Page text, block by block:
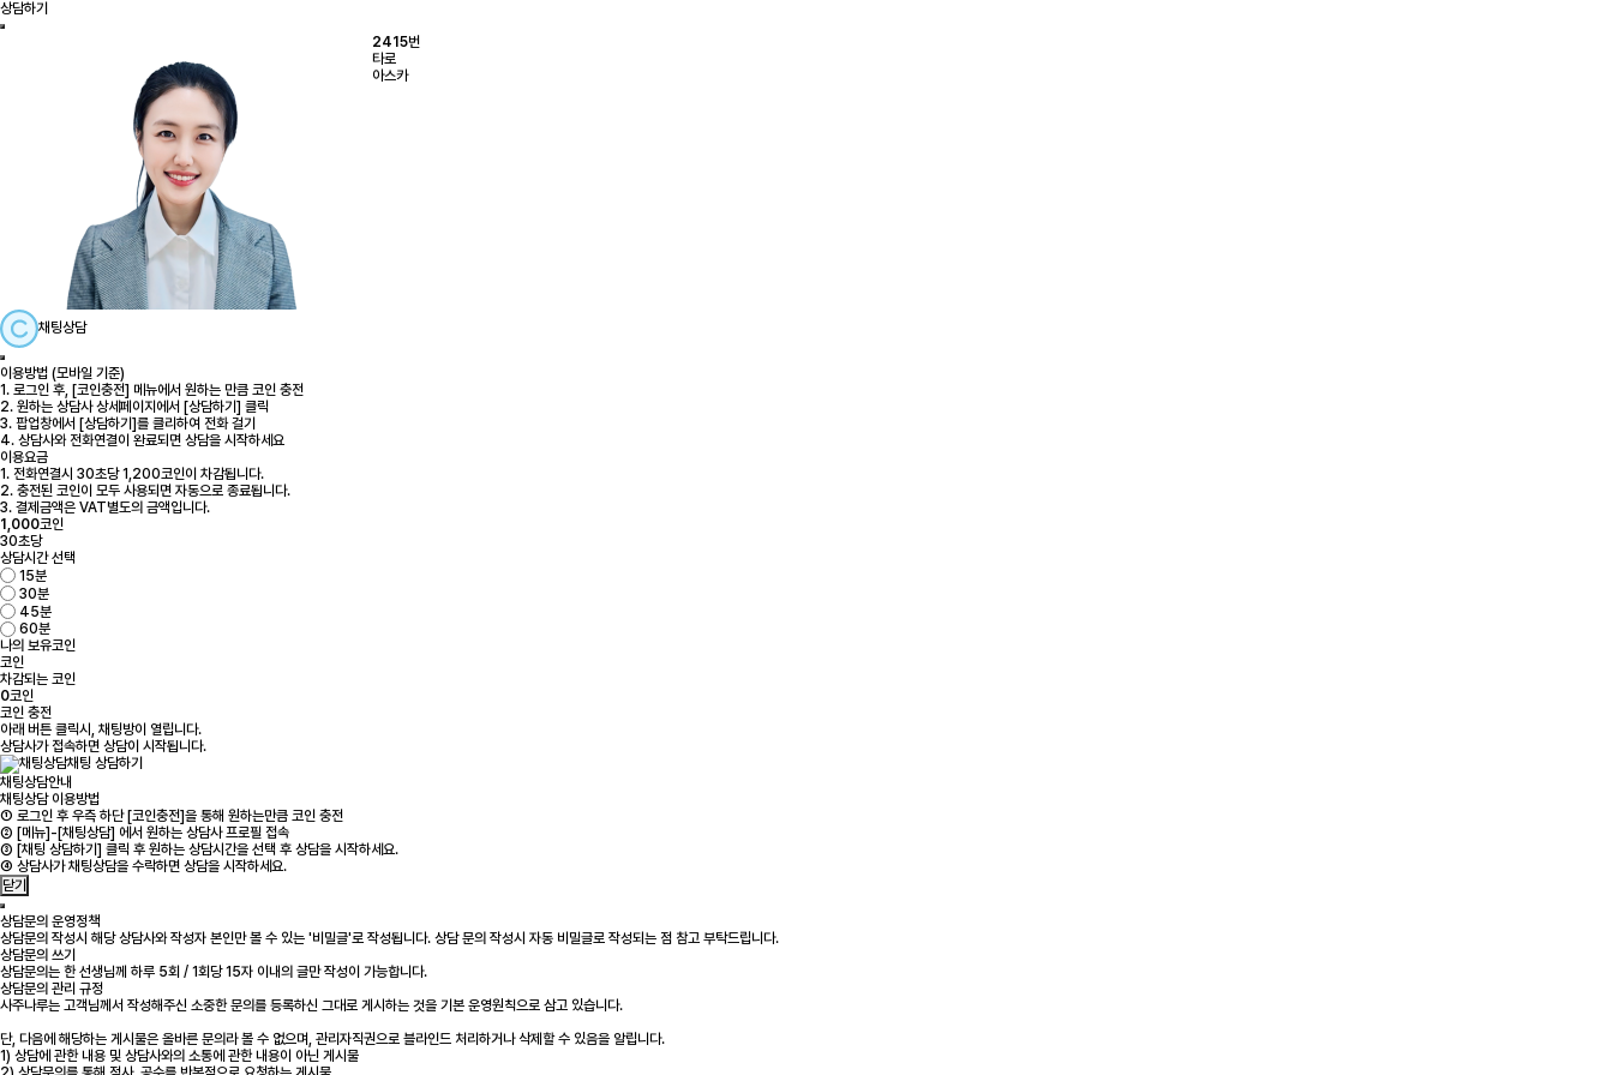
상담하기
2415번
타로
아스카
채팅상담
이용방법 (모바일 기준)
1. 로그인 후, [코인충전] 메뉴에서 원하는 만큼 코인 충전
2. 원하는 상담사 상세페이지에서 [상담하기] 클릭
3. 팝업창에서 [상담하기]를 클리하여 전화 걸기
4. 상담사와 전화연결이 완료되면 상담을 시작하세요
이용요금
1. 전화연결시 30초당 1,200코인이 차감됩니다.
2. 충전된 코인이 모두 사용되면 자동으로 종료됩니다.
3. 결제금액은 VAT별도의 금액입니다.
1,000코인
30초당
상담시간 선택
15분
30분
45분
60분
나의 보유코인
코인
차감되는 코인
0코인
코인 충전
아래 버튼 클릭시, 채팅방이 열립니다.
상담사가 접속하면 상담이 시작됩니다.
채팅 상담하기
채팅상담안내
채팅상담 이용방법
① 로그인 후 우측 하단 [코인충전]을 통해 원하는만큼 코인 충전
② [메뉴]-[채팅상담] 에서 원하는 상담사 프로필 접속
③ [채팅 상담하기] 클릭 후 원하는 상담시간을 선택 후 상담을 시작하세요.
④ 상담사가 채팅상담을 수락하면 상담을 시작하세요.
닫기
상담문의 운영정책
상담문의 작성시 해당 상담사와 작성자 본인만 볼 수 있는 '비밀글'로 작성됩니다. 상담 문의 작성시 자동 비밀글로 작성되는 점 참고 부탁드립니다.
상담문의 쓰기
상담문의는 한 선생님께 하루 5회 / 1회당 15자 이내의 글만 작성이 가능합니다.
상담문의 관리 규정
사주나루는 고객님께서 작성해주신 소중한 문의를 등록하신 그대로 게시하는 것을 기본 운영원칙으로 삼고 있습니다.
단, 다음에 해당하는 게시물은 올바른 문의라 볼 수 없으며, 관리자직권으로 블라인드 처리하거나 삭제할 수 있음을 알립니다.
1) 상담에 관한 내용 및 상담사와의 소통에 관한 내용이 아닌 게시물